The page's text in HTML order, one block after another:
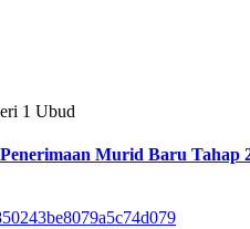
1 Ubud
Murid Baru Tahap